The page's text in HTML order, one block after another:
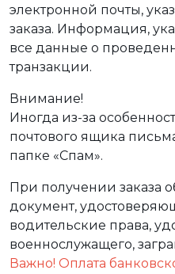
электронной почты,
заказа. Информация,
все данные о
транзакции.
Внимание!
Иногда из-за
почтового ящика
папке «Спам».
При получении заказа
документ,
водительские права,
военнослужащего,
Важно! Оплата